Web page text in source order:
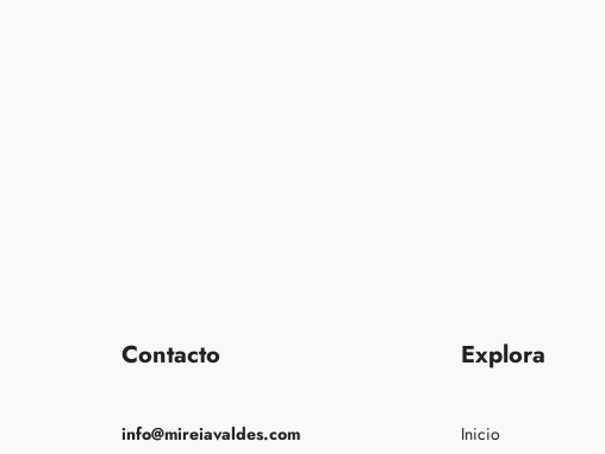
Contacto
info@mireiavaldes.com
Explora
Inicio